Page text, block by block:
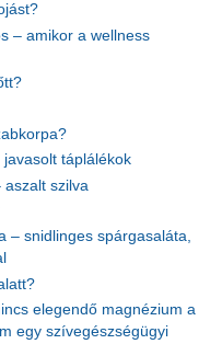
– amikor a wellness
táplálékok
szilva
– snidlinges spárgasaláta,
elegendő magnézium a
egy szívegészségügyi